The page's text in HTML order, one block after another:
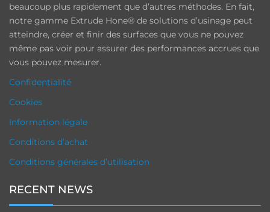
beaucoup plus rapidement que d’autres méthodes. En fait,
notre gamme Extrude Hone® de solutions d’usinage peut
atteindre, créer et finir des surfaces que vous ne pouvez
même pas voir pour assurer des performances accrues que
vous pouvez mesurer.
Confidentialité
Cookies
Information légale
Conditions d’achat
Conditions générales d’utilisation
RECENT NEWS